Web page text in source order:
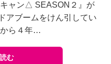
ャン△ SEASON２』が
アブームをけん引してい
ら４年…
む